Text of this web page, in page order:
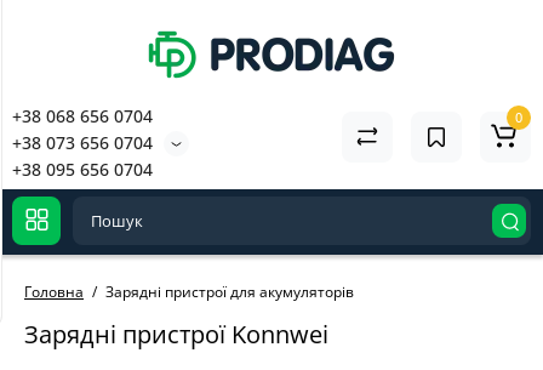
+38 068 656 0704
+38 073 656 0704
+38 095 656 0704
0
Головна Зарядні пристрої для акумуляторів
Паяльна станція YIHUA
992D-III 3 в 1 (C210 1140W;
C245 1220W; термофен
1000W)
Зарядні пристрої Konnwei